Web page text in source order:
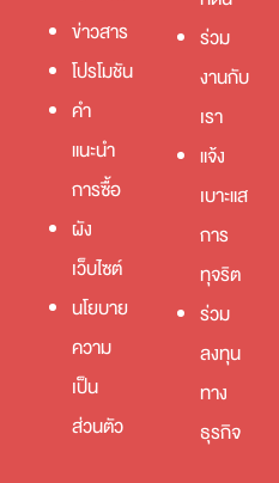
ข่าวสาร
โปรโมชัน
คำ
แนะนำ
การซื้อ
ผัง
เว็บไซต์
นโยบาย
ความ
เป็น
ส่วนตัว
ร่วม
งานกับ
เรา
แจ้ง
เบาะแส
การ
ทุจริต
ร่วม
ลงทุน
ทาง
ธุรกิจ